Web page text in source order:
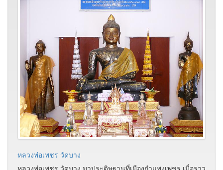
หลวงพ่อเพชร วัดบาง
หลวงพ่อเพชร วัดบาง มาประดิษฐานที่เมืองกำแพงเพชร เมื่อราว